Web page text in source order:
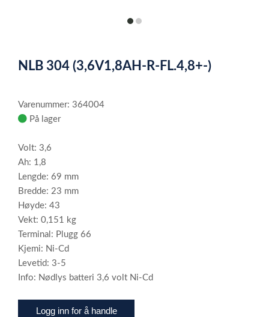
itemitem
of
NLB 304 (3,6V1,8AH-R-FL.4,8+-)
Varenummer: 364004
På lager
Volt: 3,6
Ah: 1,8
Lengde: 69 mm
Bredde: 23 mm
Høyde: 43
Vekt: 0,151 kg
Terminal: Plugg 66
Kjemi: Ni-Cd
Levetid: 3-5
Info: Nødlys batteri 3,6 volt Ni-Cd
Logg inn for å handle